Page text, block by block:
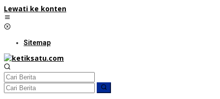
Lewati ke konten
Sitemap